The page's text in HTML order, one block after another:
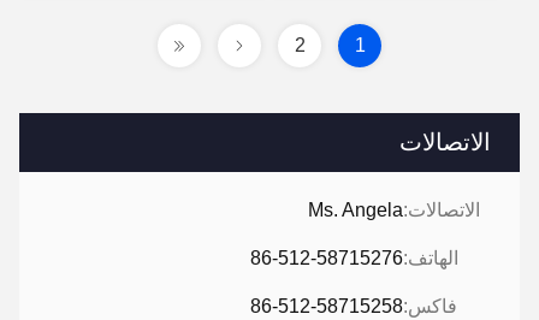
الاتصالات
الاتصالات:Ms. Angela
الهاتف:86-512-58715276
فاكس:86-512-58715258
1
2